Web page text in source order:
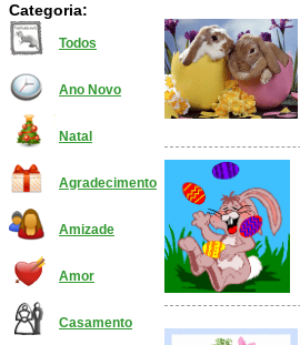
Categoria:
Todos
Ano Novo
Natal
Agradecimento
Amizade
Amor
Casamento